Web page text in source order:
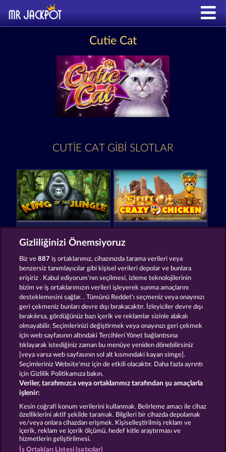
Cutie Cat
CUTIE CAT GIBI SLOTLAR
King of the Jungle Golden Ei of Moorhuhn
Night Wolves Majestic King
Hüküm ve Koşullar
Gizlilik ve Çerez Bildirimi Künye Şirket
SSS
İptal talebini gönder
Gizliliğinizi Önemsiyoruz
Biz ve887 iş ortaklarımız, cihazınızda tarama verileri veya
benzersiz tanımlayıcılar gibi kişisel verileri depolar ve bunlara
erişiriz . Kabul ediyorum'nın seçilmesi, izleme teknolojilerinin
bizim ve iş ortaklarımızın verileri işleyerek sunma amaçlarını
desteklemesini sağlar. . Tümünü Reddet'ı seçmeniz veya onayınızı
geri çekmeniz bunları devre dışı bırakacaktır. İzleyiciler devre dışı
bırakılırsa, gördüğünüz bazı içerik ve reklamlar sizinle alakalı
olmayabilir. Seçimlerinizi değiştirmek veya onayınızı geri çekmek
için web sayfasının altındaki Tercihleri Yönet bağlantısına
tıklayarak istediğiniz zaman bu menüye yeniden dönebilirsiniz
[veya varsa web sayfasının sol alt kısmındaki kayan simge].
Seçimleriniz Website'mız için de etkili olacaktır. Daha fazla ayrıntı
için Gizlilik Politikamıza bakın.
Veriler, tarafımızca veya ortaklarımız tarafından şu amaçlarla
işlenir:
Kesin coğrafi konum verilerini kullanmak. Belirleme amacı ile cihaz
özelliklerini aktif şekilde taramak. Bilgileri bir cihazda depolamak
ve/veya onlara cihazdan erişmek. Kişiselleştirilmiş reklam ve
içerik, reklam ve içerik ölçümü, hedef kitle araştırması ve
hizmetlerin geliştirilmesi.
İş Ortakları Listesi (satıcılar)